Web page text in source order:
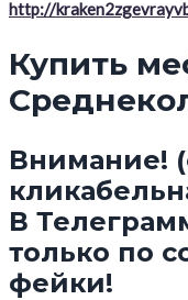
http://
Купить
Внимание!
В
только по
фейки!